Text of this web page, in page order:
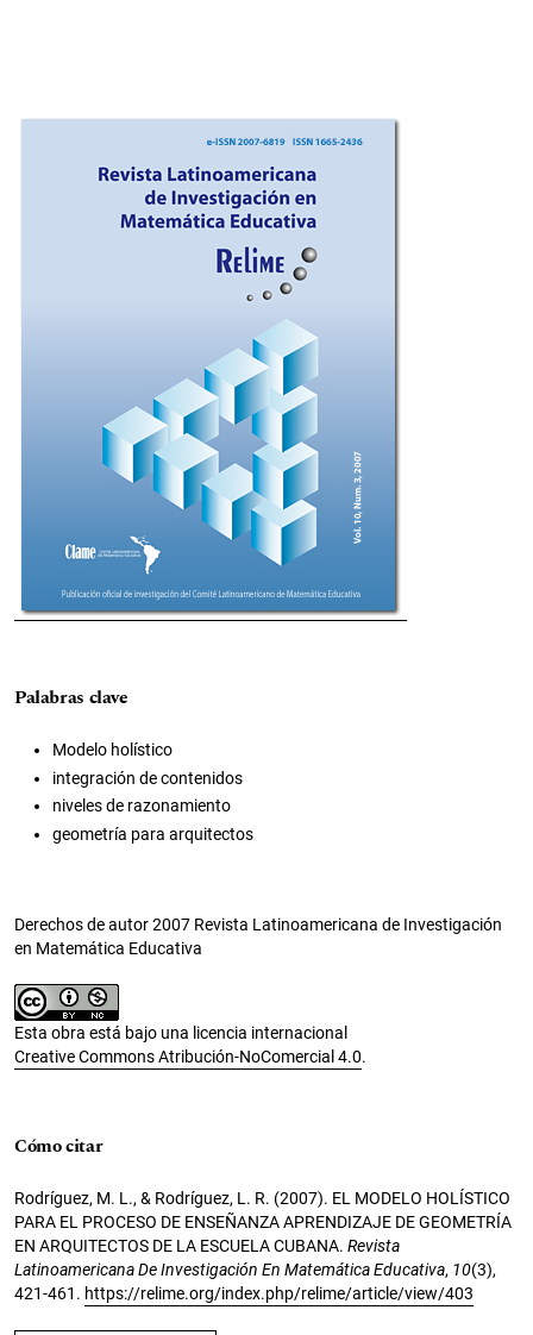
Imagen de portada
Palabras clave
Modelo holístico
integración de contenidos
niveles de razonamiento
geometría para arquitectos
Derechos de autor 2007 Revista Latinoamericana de Investigación
en Matemática Educativa
Esta obra está bajo una licencia internacional
Creative Commons Atribución-NoComercial 4.0.
Cómo citar
Rodríguez, M. L., & Rodríguez, L. R. (2007). EL MODELO HOLÍSTICO
PARA EL PROCESO DE ENSEÑANZA APRENDIZAJE DE GEOMETRÍA
EN ARQUITECTOS DE LA ESCUELA CUBANA. Revista
Latinoamericana De Investigación En Matemática Educativa, 10(3),
421-461. https://relime.org/index.php/relime/article/view/403